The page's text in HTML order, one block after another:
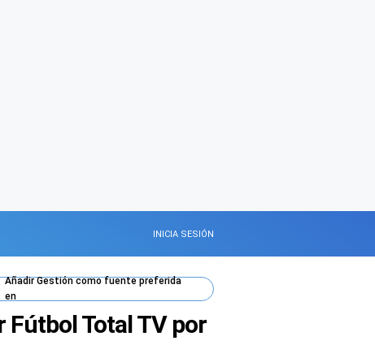
INICIA SESIÓN
AñadirGestióncomo fuente preferida
en
Total TV por